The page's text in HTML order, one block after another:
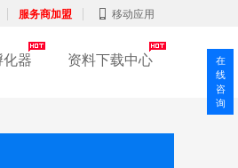
服务商加盟 移动应用
化器 资料下载中心
在
线
咨
询